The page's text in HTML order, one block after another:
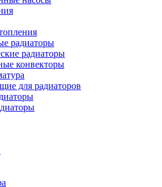
радиаторы
радиаторы
конвекторы
для радиаторов